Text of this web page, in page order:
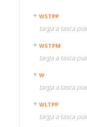
WSTPP
targa a tasca
WSTPM
targa a tasca
W
targa a tasca
WLTPP
targa a tasca